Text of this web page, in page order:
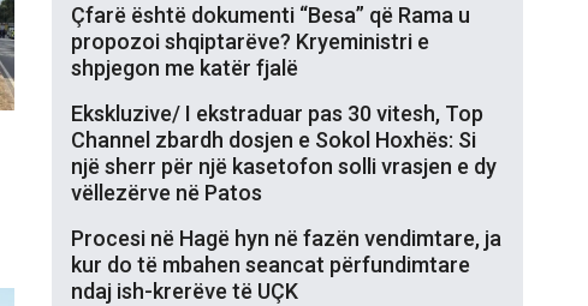
Çfarë është dokumenti “Besa” që Rama u
propozoi shqiptarëve? Kryeministri e
shpjegon me katër fjalë
Ekskluzive/ I ekstraduar pas 30 vitesh, Top
Channel zbardh dosjen e Sokol Hoxhës: Si
një sherr për një kasetofon solli vrasjen e dy
vëllezërve në Patos
Procesi në Hagë hyn në fazën vendimtare, ja
kur do të mbahen seancat përfundimtare
ndaj ish-krerëve të UÇK